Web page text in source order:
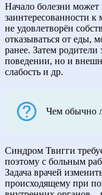
Начало болезни может
заинтересованности
не удовлетворён
отказываться от еды,
ранее. Затем родители
поведении, но и
слабость и др.
Чем обычно
Синдром Твигги
поэтому с больным
Задача врачей
происходящему при